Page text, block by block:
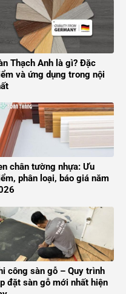
Thạch Anh là gì? Đặc
và ứng dụng trong nội
chân tường nhựa: Ưu
phân loại, báo giá năm
công sàn gỗ – Quy trình
đặt sàn gỗ mới nhất hiện